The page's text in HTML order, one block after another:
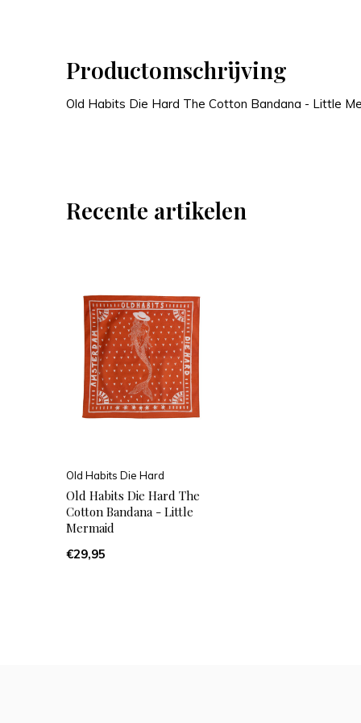
Productomschrijving
Old Habits Die Hard The Cotton Bandana - Little
Recente artikelen
Old Habits Die Hard
Old Habits Die Hard The
Cotton Bandana - Little
Mermaid
€29,95